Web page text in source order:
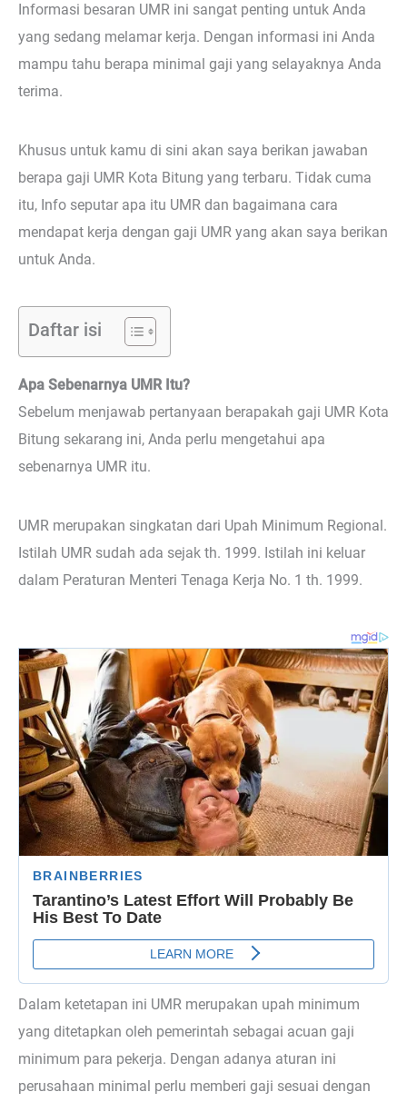
Informasi besaran UMR ini sangat penting untuk Anda
yang sedang melamar kerja. Dengan informasi ini Anda
mampu tahu berapa minimal gaji yang selayaknya Anda
terima.
Khusus untuk kamu di sini akan saya berikan jawaban
berapa gaji UMR Kota Bitung yang terbaru. Tidak cuma
itu, Info seputar apa itu UMR dan bagaimana cara
mendapat kerja dengan gaji UMR yang akan saya berikan
untuk Anda.
Daftar isi
Apa Sebenarnya UMR Itu?
Sebelum menjawab pertanyaan berapakah gaji UMR Kota
Bitung sekarang ini, Anda perlu mengetahui apa
sebenarnya UMR itu.
UMR merupakan singkatan dari Upah Minimum Regional.
Istilah UMR sudah ada sejak th. 1999. Istilah ini keluar
dalam Peraturan Menteri Tenaga Kerja No. 1 th. 1999.
Dalam ketetapan ini UMR merupakan upah minimum
yang ditetapkan oleh pemerintah sebagai acuan gaji
minimum para pekerja. Dengan adanya aturan ini
perusahaan minimal perlu memberi gaji sesuai dengan